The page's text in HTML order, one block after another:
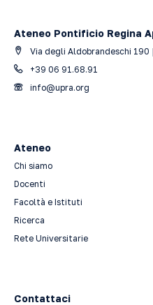
Ateneo Pontificio Regina
Via degli Aldobrandeschi 190
+39 06 91.68.91
info@upra.org
Ateneo
Chi siamo
Docenti
Facoltà e Istituti
Ricerca
Rete Universitarie
Contattaci